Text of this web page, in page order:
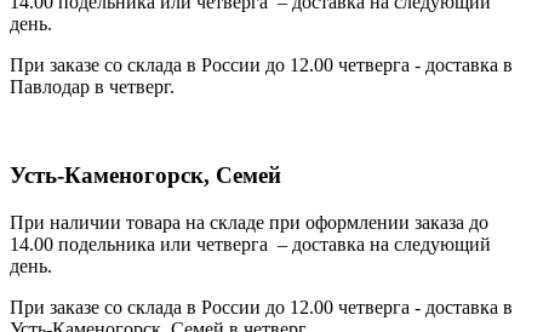
день.
При заказе со склада в России до 12.00 четверга - доставка в
Павлодар в четверг.
Усть-Каменогорск, Семей
При наличии товара на складе при оформлении заказа до
14.00 подельника или четверга – доставка на следующий
день.
При заказе со склада в России до 12.00 четверга - доставка в